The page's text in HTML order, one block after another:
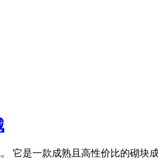
它是一款成熟且高性价比的砌块